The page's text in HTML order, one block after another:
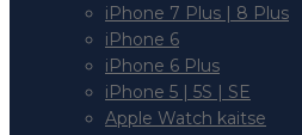
iPhone 7 Plus | 8 Plus
iPhone 6
iPhone 6 Plus
iPhone 5 | 5S | SE
Apple Watch kaitse